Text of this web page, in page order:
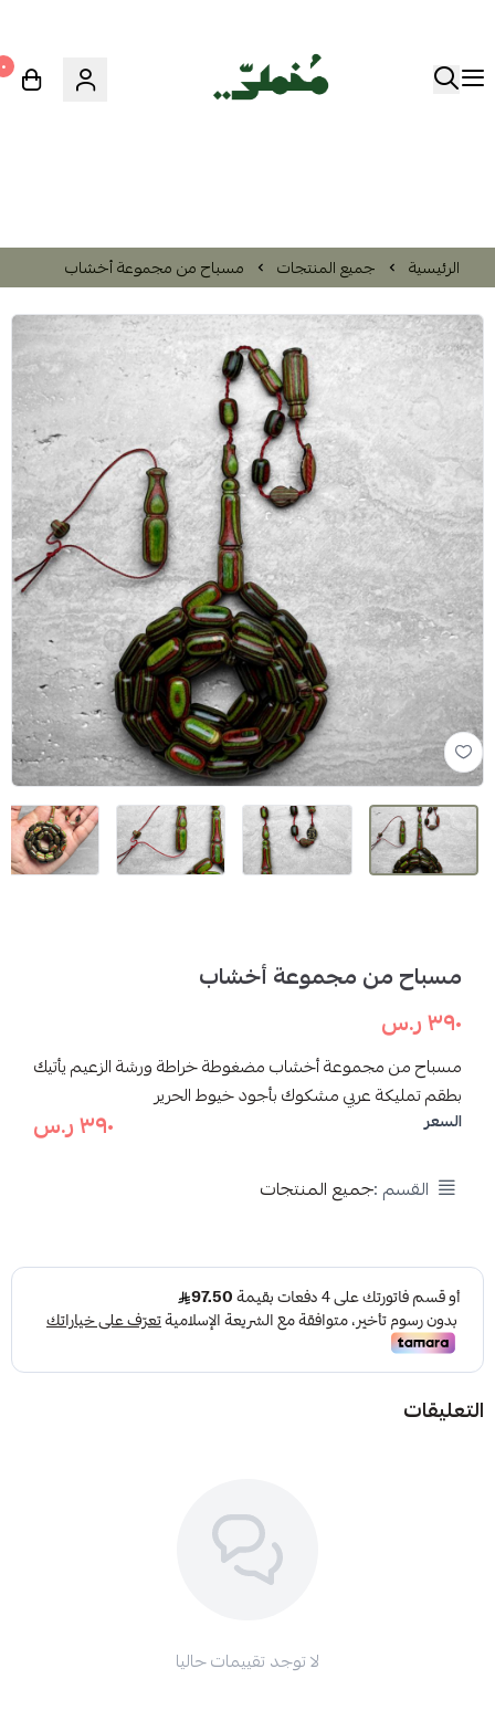
٠
الرئيسية جميع المنتجات مسباح من مجموعة أخشاب
مسباح من مجموعة أخشاب
٣٩٠ ر.س
مسباح من مجموعة أخشاب مضغوطة خراطة ورشة الزعيم يأتيك
بطقم تمليكة عربي مشكوك بأجود خيوط الحرير
السعر ٣٩٠ ر.س
القسم :جميع المنتجات
التعليقات
لا توجد تقييمات حاليا